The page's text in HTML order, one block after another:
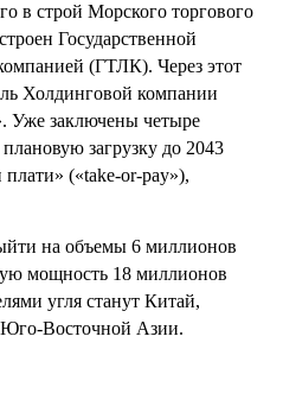
в строй Морского торгового
Государственной
(ГТЛК). Через этот
Холдинговой компании
Уже заключены четыре
загрузку до 2043
(«take-or-pay»),
на объемы 6 миллионов
мощность 18 миллионов
угля станут Китай,
Восточной Азии.